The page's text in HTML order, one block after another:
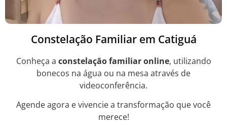
Constelação Familiar em Catiguá
Conheça a constelação familiar online, utilizando
bonecos na água ou na mesa através de
videoconferência.
Agende agora e vivencie a transformação que você
merece!